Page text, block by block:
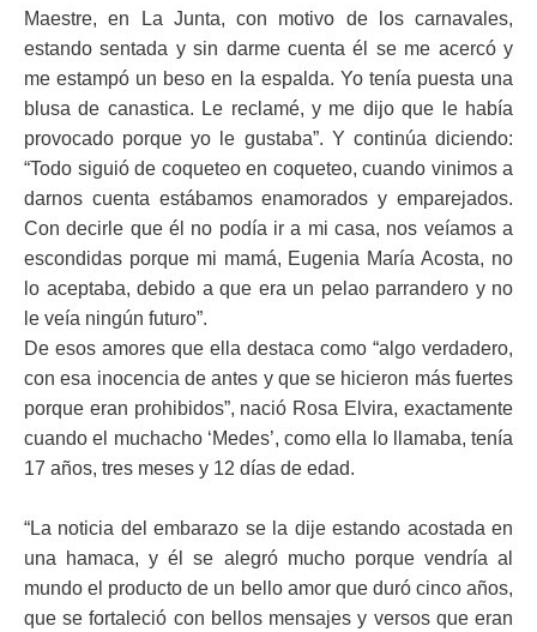
Maestre, en La Junta, con motivo de los carnavales,
estando sentada y sin darme cuenta él se me acercó y
me estampó un beso en la espalda. Yo tenía puesta una
blusa de canastica. Le reclamé, y me dijo que le había
provocado porque yo le gustaba”. Y continúa diciendo:
“Todo siguió de coqueteo en coqueteo, cuando vinimos a
darnos cuenta estábamos enamorados y emparejados.
Con decirle que él no podía ir a mi casa, nos veíamos a
escondidas porque mi mamá, Eugenia María Acosta, no
lo aceptaba, debido a que era un pelao parrandero y no
le veía ningún futuro”.
De esos amores que ella destaca como “algo verdadero,
con esa inocencia de antes y que se hicieron más fuertes
porque eran prohibidos”, nació Rosa Elvira, exactamente
cuando el muchacho ‘Medes’, como ella lo llamaba, tenía
17 años, tres meses y 12 días de edad.
“La noticia del embarazo se la dije estando acostada en
una hamaca, y él se alegró mucho porque vendría al
mundo el producto de un bello amor que duró cinco años,
que se fortaleció con bellos mensajes y versos que eran